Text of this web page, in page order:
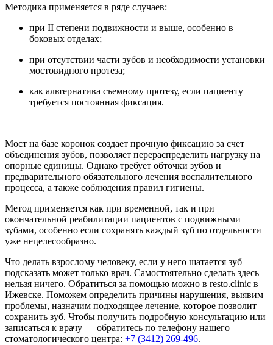
Методика применяется в ряде случаев:
при II степени подвижности и выше, особенно в
боковых отделах;
при отсутствии части зубов и необходимости установки
мостовидного протеза;
как альтернатива съемному протезу, если пациенту
требуется постоянная фиксация.
Мост на базе коронок создает прочную фиксацию за счет
объединения зубов, позволяет перераспределить нагрузку на
опорные единицы. Однако требует обточки зубов и
предварительного обязательного лечения воспалительного
процесса, а также соблюдения правил гигиены.
Метод применяется как при временной, так и при
окончательной реабилитации пациентов с подвижными
зубами, особенно если сохранять каждый зуб по отдельности
уже нецелесообразно.
Что делать взрослому человеку, если у него шатается зуб —
подсказать может только врач. Самостоятельно сделать здесь
нельзя ничего. Обратиться за помощью можно в resto.clinic в
Ижевске. Поможем определить причины нарушения, выявим
проблемы, назначим подходящее лечение, которое позволит
сохранить зуб. Чтобы получить подробную консультацию или
записаться к врачу — обратитесь по телефону нашего
стоматологического центра: +7 (3412) 269-496.